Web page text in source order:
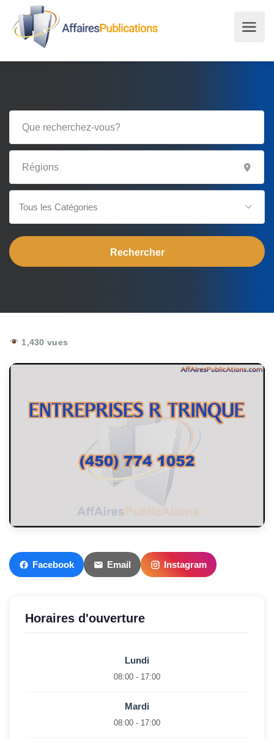
Tous les Catégories
1,430 vues
Facebook Email Instagram
Horaires d'ouverture
Lundi
08:00 - 17:00
Mardi
08:00 - 17:00